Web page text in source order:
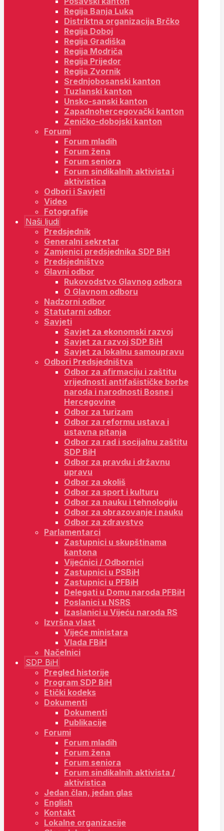
Regija Banja Luka
Distriktna organizacija Brčko
Regija Doboj
Regija Gradiška
Regija Modriča
Regija Prijedor
Regija Zvornik
Srednjobosanski kanton
Tuzlanski kanton
Unsko-sanski kanton
Zapadnohercegovački kanton
Zeničko-dobojski kanton
Forumi
Forum mladih
Forum žena
Forum seniora
Forum sindikalnih aktivista i
aktivistica
Odbori i Savjeti
Video
Fotografije
Naši ljudi
Predsjednik
Generalni sekretar
Zamjenici predsjednika SDP BiH
Predsjedništvo
Glavni odbor
Rukovodstvo Glavnog odbora
O Glavnom odboru
Nadzorni odbor
Statutarni odbor
Savjeti
Savjet za ekonomski razvoj
Savjet za razvoj SDP BiH
Savjet za lokalnu samoupravu
Odbori Predsjedništva
Odbor za afirmaciju i zaštitu
vrijednosti antifašističke borbe
naroda i narodnosti Bosne i
Hercegovine
Odbor za turizam
Odbor za reformu ustava i
ustavna pitanja
Odbor za rad i socijalnu zaštitu
SDP BiH
Odbor za pravdu i državnu
upravu
Odbor za okoliš
Odbor za sport i kulturu
Odbor za nauku i tehnologiju
Odbor za obrazovanje i nauku
Odbor za zdravstvo
Parlamentarci
Zastupnici u skupštinama
kantona
Vijećnici / Odbornici
Zastupnici u PSBiH
Zastupnici u PFBiH
Delegati u Domu naroda PFBiH
Poslanici u NSRS
Izaslanici u Vijeću naroda RS
Izvršna vlast
Vijeće ministara
Vlada FBiH
Načelnici
SDP BiH
Pregled historije
Program SDP BiH
Etički kodeks
Dokumenti
Dokumenti
Publikacije
Forumi
Forum mladih
Forum žena
Forum seniora
Forum sindikalnih aktivista /
aktivistica
Jedan član, jedan glas
English
Kontakt
Lokalne organizacije